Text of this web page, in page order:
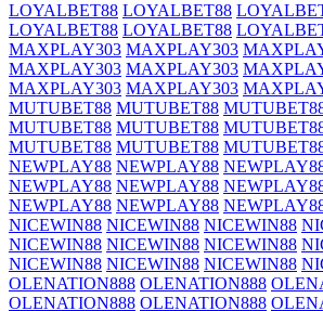
LOYALBET88 LOYALBET88
LOYALBET88 LOYALBET88
MAXPLAY303 MAXPLAY303
MAXPLAY303 MAXPLAY303
MAXPLAY303 MAXPLAY303
MUTUBET88 MUTUBET88
MUTUBET88 MUTUBET88
MUTUBET88 MUTUBET88
NEWPLAY88 NEWPLAY88
NEWPLAY88 NEWPLAY88
NEWPLAY88 NEWPLAY88
NICEWIN88 NICEWIN88 NICEWIN88
NICEWIN88 NICEWIN88 NICEWIN88
NICEWIN88 NICEWIN88 NICEWIN88
OLENATION888 OLENATION888
OLENATION888 OLENATION888